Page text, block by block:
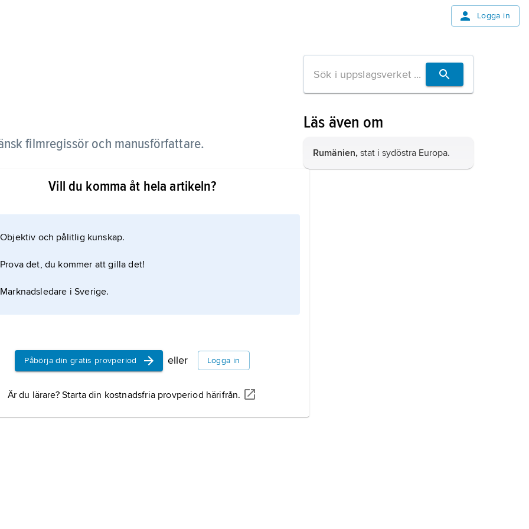
Logga in
filmregissör och manusförfattare.
Cristian Mungiu 1998 examen i filmregi vid
”Ion Luca Caragiale” (UNATC) i
kortfilmer innan långfilmsdebuten
rumäners migration
Vill du komma åt hela artikeln?
Objektiv och pålitlig kunskap.
Prova det, du kommer att gilla det!
Marknadsledare i Sverige.
Påbörja din gratis provperiod eller Logga in
Är du lärare? Starta din kostnadsfria provperiod härifrån.
Läs även om
Rumänien, stat i sydöstra Europa.